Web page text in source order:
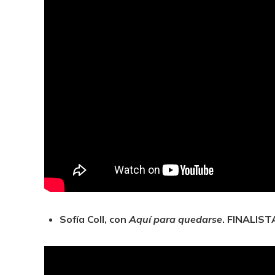
Sofía Coll, conAquí para quedarse.